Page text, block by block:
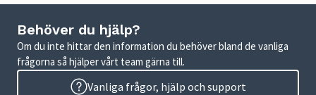
Behöver du hjälp?
Om du inte hittar den information du behöver bland de vanliga
frågorna så hjälper vårt team gärna till.
Vanliga frågor, hjälp och support